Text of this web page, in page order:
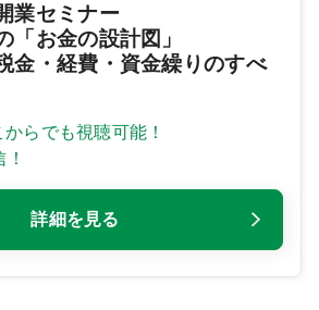
業セミナー
「お金の設計図」
金・経費・資金繰りのすべ
らでも視聴可能！
詳細を見る